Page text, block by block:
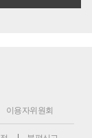
이용자위원회